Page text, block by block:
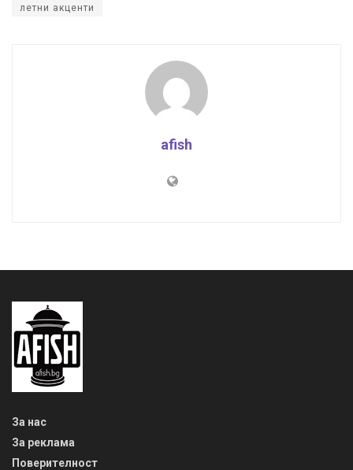
летни акценти
afish
За нас
За реклама
Поверителност